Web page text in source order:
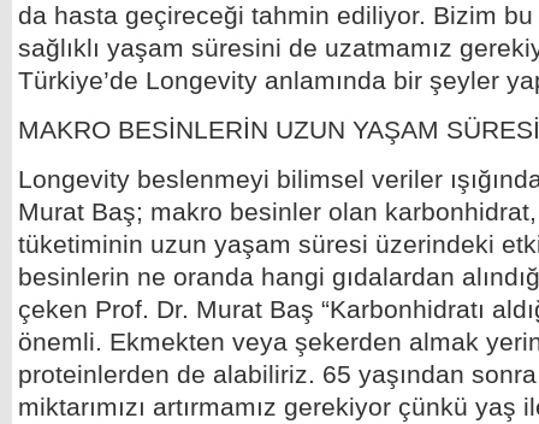
da hasta geçireceği tahmin ediliyor. Bizim bu
sağlıklı yaşam süresini de uzatmamız
Türkiye’de Longevity anlamında bir şeyler
MAKRO BESİNLERİN UZUN YAŞAM
Longevity beslenmeyi bilimsel veriler
Murat Baş; makro besinler olan
tüketiminin uzun yaşam süresi üzerindeki
besinlerin ne oranda hangi gıdalardan
çeken Prof. Dr. Murat Baş “Karbonhidratı
önemli. Ekmekten veya şekerden almak
proteinlerden de alabiliriz. 65 yaşından sonra
miktarımızı artırmamız gerekiyor çünkü yaş